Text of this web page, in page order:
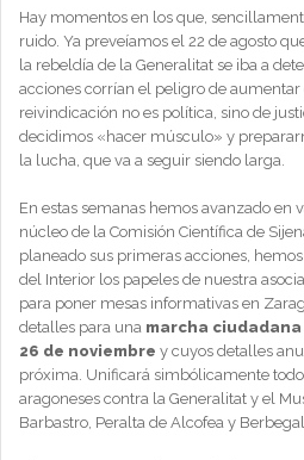
Hay momentos en los que,
ruido. Ya preveíamos el 22 de agosto
la rebeldía de la Generalitat se iba a
acciones corrían el peligro de
reivindicación no es política, sino de
decidimos «hacer músculo» y
la lucha, que va a seguir siendo larga.
En estas semanas hemos avanzado en
núcleo de la Comisión Científica de
planeado sus primeras acciones,
del Interior los papeles de nuestra
para poner mesas informativas en
detalles para una marcha ciudadana
26 de noviembre y cuyos detalles
próxima. Unificará simbólicamente
aragoneses contra la Generalitat y el
Barbastro, Peralta de Alcofea y